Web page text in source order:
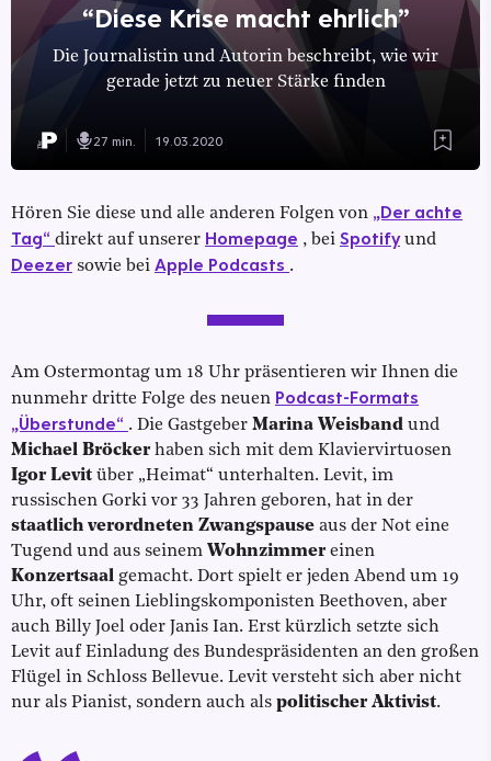
“Diese Krise macht ehrlich”
Die Journalistin und Autorin beschreibt, wie wir
gerade jetzt zu neuer Stärke finden
27 min. 19.03.2020
Hören Sie diese und alle anderen Folgen von „Der achte
Tag“ direkt auf unserer Homepage , bei Spotify und
Deezer sowie bei Apple Podcasts .
Am Ostermontag um 18 Uhr präsentieren wir Ihnen die
nunmehr dritte Folge des neuen Podcast-Formats
„Überstunde“ . Die Gastgeber Marina Weisband und
Michael Bröckerhaben sich mit dem Klaviervirtuosen
Igor Levit über „Heimat“ unterhalten. Levit, im
russischen Gorki vor 33 Jahren geboren, hat in der
staatlich verordneten Zwangspause aus der Not eine
Tugend und aus seinem Wohnzimmereinen
Konzertsaal gemacht. Dort spielt er jeden Abend um 19
Uhr, oft seinen Lieblingskomponisten Beethoven, aber
auch Billy Joel oder Janis Ian. Erst kürzlich setzte sich
Levit auf Einladung des Bundespräsidenten an den großen
Flügel in Schloss Bellevue. Levit versteht sich aber nicht
nur als Pianist, sondern auch als politischer Aktivist.